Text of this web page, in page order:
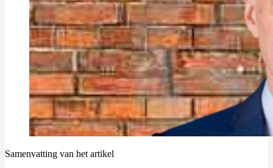
Samenvatting van het artikel